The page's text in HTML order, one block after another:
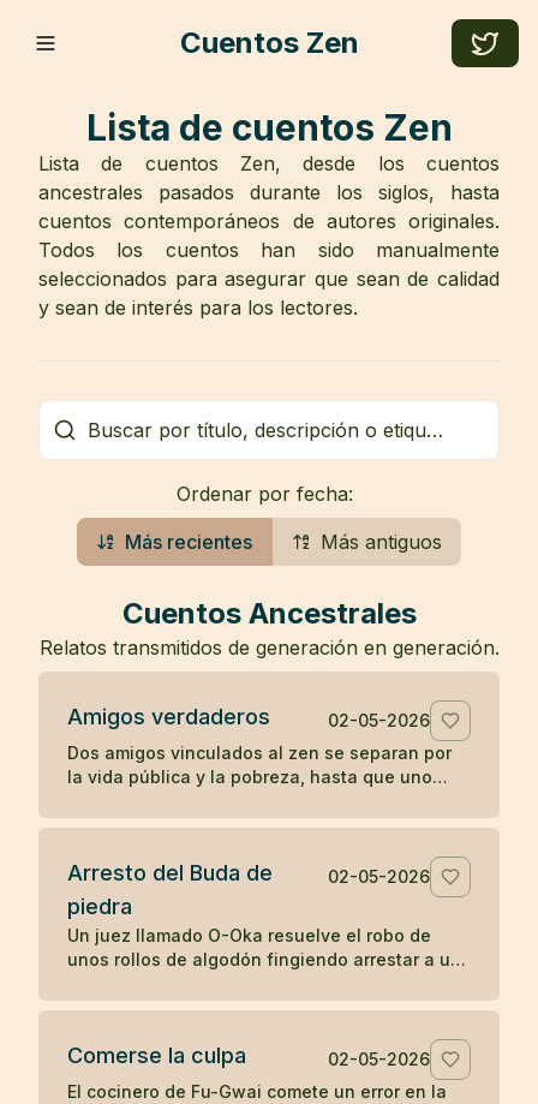
Cuentos Zen
Lista de cuentos Zen
Lista de cuentos Zen, desde los cuentos
ancestrales pasados durante los siglos, hasta
cuentos contemporáneos de autores originales.
Todos los cuentos han sido manualmente
seleccionados para asegurar que sean de calidad
y sean de interés para los lectores.
Ordenar por fecha:
Más recientes
Más antiguos
Cuentos Ancestrales
Relatos transmitidos de generación en generación.
Amigos verdaderos
02-05-2026
Dos amigos vinculados al zen se separan por
la vida pública y la pobreza, hasta que uno
cuerpo con gratitud.
Arresto del Buda de
piedra
02-05-2026
Un juez llamado O-Oka resuelve el robo de
unos rollos de algodón fingiendo arrestar a un
práctica puede revelar lo oculto.
Comerse la culpa
02-05-2026
El cocinero de Fu-Gwai comete un error en la